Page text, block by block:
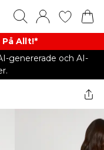
På Allt!*
genererade och AI-